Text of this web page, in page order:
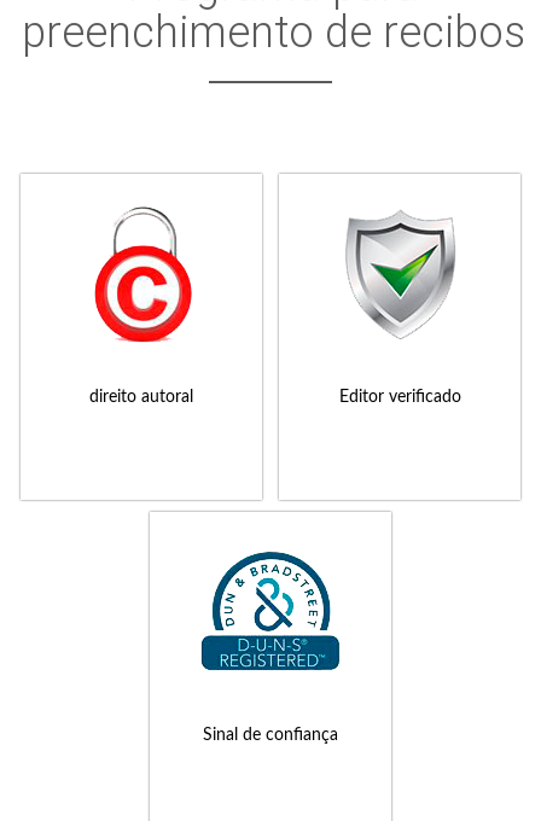
preenchimento de recibos
direito autoral Editor verificado
Sinal de confiança